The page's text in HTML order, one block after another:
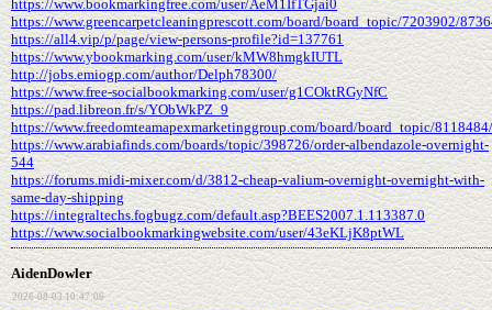
https://www.bookmarkingfree.com/user/AeM1IfTGjai0
https://www.greencarpetcleaningprescott.com/board/board_topic/7203902/
https://all4.vip/p/page/view-persons-profile?id=137761
https://www.ybookmarking.com/user/kMW8hmgkIUTL
http://jobs.emiogp.com/author/Delph78300/
https://www.free-socialbookmarking.com/user/g1COktRGyNfC
https://pad.libreon.fr/s/YObWkPZ_9
https://www.freedomteamapexmarketinggroup.com/board/board_topic/
https://www.arabiafinds.com/boards/topic/398726/order-albendazole-overnight-
544
https://forums.midi-mixer.com/d/3812-cheap-valium-overnight-overnight-with-
same-day-shipping
https://integraltechs.fogbugz.com/default.asp?BEES2007.1.113387.0
https://www.socialbookmarkingwebsite.com/user/43eKLjK8ptWL
AidenDowler
2026-08-03 10:47:06